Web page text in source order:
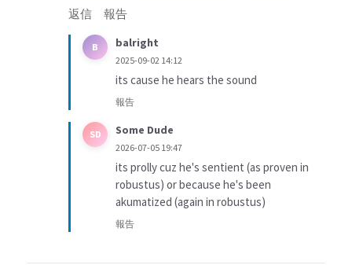
返信 報告
B balright
2025-09-02 14:12
its cause he hears the sound
報告
SD Some Dude
2026-07-05 19:47
its prolly cuz he's sentient (as proven in
robustus) or because he's been
akumatized (again in robustus)
報告